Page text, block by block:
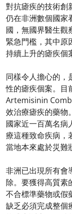
對抗瘧疾的技術創
仍在非洲數個國家
國，無國界醫生觀
緊急門檻，其中原
持續上升的瘧疾個
同樣令人擔心的，
性的瘧疾個案。目
Artemisinin
效治療瘧疾的藥物
國家近一百萬名病
療這種致命疾病，
當地本來處於災難
非洲已出現所有會
除。要獲得高質素
不合標準藥物或假
缺乏必須完成整個